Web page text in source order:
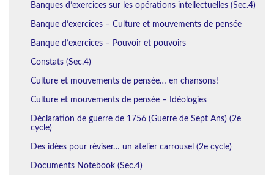
Banques d’exercices sur les opérations intellectuelles (Sec.4)
Banque d’exercices – Culture et mouvements de pensée
Banque d’exercices – Pouvoir et pouvoirs
Constats (Sec.4)
Culture et mouvements de pensée… en chansons!
Culture et mouvements de pensée – Idéologies
Déclaration de guerre de 1756 (Guerre de Sept Ans) (2e
cycle)
Des idées pour réviser… un atelier carrousel (2e cycle)
Documents Notebook (Sec.4)